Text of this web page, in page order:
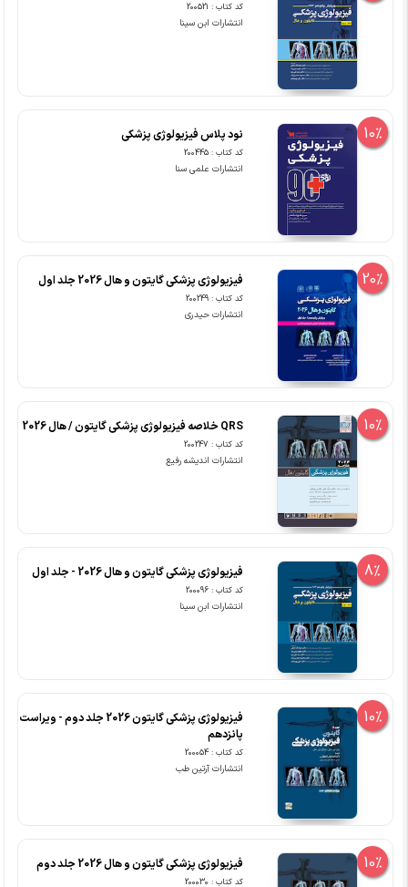
کد کتاب : 200521
انتشارات ابن سینا
10% نود پلاس فیزیولوژی پزشکی
کد کتاب : 200445
انتشارات علمی سنا
20% فیزیولوژی پزشکی گایتون و هال 2026 جلد اول
کد کتاب : 200249
انتشارات حیدری
10% QRS خلاصه فیزیولوژی پزشکی گایتون / هال 2026
کد کتاب : 200247
انتشارات اندیشه رفیع
8% فیزیولوژی پزشکی گایتون و هال 2026 - جلد اول
کد کتاب : 200096
انتشارات ابن سینا
10%
فیزیولوژی پزشکی گایتون 2026 جلد دوم - ویراست
پانزدهم
کد کتاب : 200054
انتشارات آرتین طب
10% فیزیولوژی پزشکی گایتون و هال 2026 جلد دوم
کد کتاب : 200030